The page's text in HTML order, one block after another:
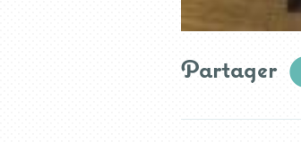
Partager